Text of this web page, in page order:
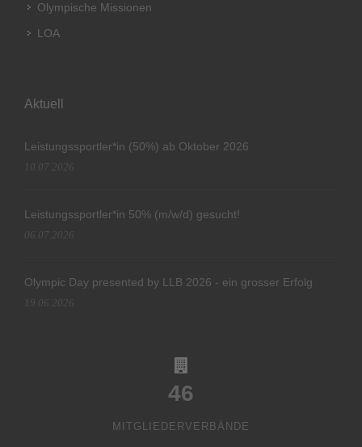
Olympische Missionen
LOA
Aktuell
Leistungssportler*in (50%) ab Oktober 2026
10.07.2026
Leistungssportler*in 50% (m/w/d) gesucht!
06.07.2026
Olympic Day presented by LLB 2026 - ein grosser Erfolg
19.06.2026
46
MITGLIEDERVERBÄNDE